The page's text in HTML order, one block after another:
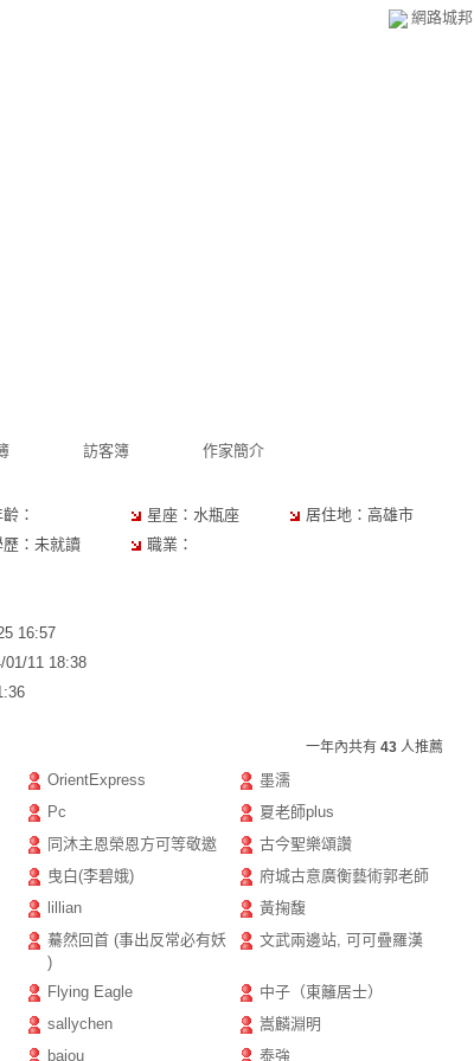
網路城邦
訪客簿 作家簡介
： 星座：水瓶座
居住地：高雄市
歷：未就讀
職業：
16:57
01/11 18:38
一年內共有 43 人推薦
OrientExpress
墨濡
Pc
夏老師plus
同沐主恩榮恩方可等敬邀
古今聖樂頌讚
曳白(李碧娥)
府城古意廣衡藝術郭老師
lillian
黃掬馥
驀然回首 (事出反常必有妖
)
文武兩邊站, 可可疊羅漢
Flying Eagle
中子（東籬居士）
sallychen
嵩麟淵明
bajou 泰強